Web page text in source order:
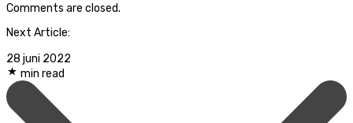
Comments are closed.
Next Article:
28 juni 2022
min read